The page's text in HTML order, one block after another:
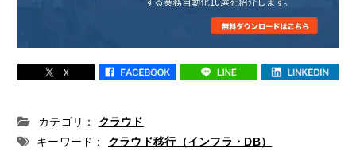
カテゴリ：
クラウド
キーワード：
クラウド移行（インフラ・DB）